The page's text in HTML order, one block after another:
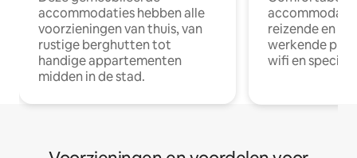
accommodaties hebben alle
voorzieningen van thuis, van
rustige berghutten tot
handige appartementen
midden in de stad.
reizende en
werkende
wifi en